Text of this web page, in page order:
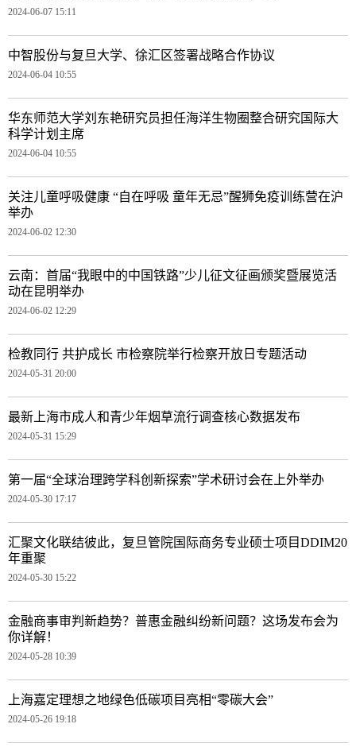
2024-06-07 15:11
中智股份与复旦大学、徐汇区签署战略合作协议
2024-06-04 10:55
华东师范大学刘东艳研究员担任海洋生物圈整合研究国际大
科学计划主席
2024-06-04 10:55
关注儿童呼吸健康 “自在呼吸 童年无忌”醒狮免疫训练营在沪
举办
2024-06-02 12:30
云南：首届“我眼中的中国铁路”少儿征文征画颁奖暨展览活
动在昆明举办
2024-06-02 12:29
检教同行 共护成长 市检察院举行检察开放日专题活动
2024-05-31 20:00
最新上海市成人和青少年烟草流行调查核心数据发布
2024-05-31 15:29
第一届“全球治理跨学科创新探索”学术研讨会在上外举办
2024-05-30 17:17
汇聚文化联结彼此，复旦管院国际商务专业硕士项目DDIM20
年重聚
2024-05-30 15:22
金融商事审判新趋势？普惠金融纠纷新问题？这场发布会为
你详解！
2024-05-28 10:39
上海嘉定理想之地绿色低碳项目亮相“零碳大会”
2024-05-26 19:18